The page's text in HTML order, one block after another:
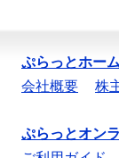
ぷらっとホー
会社概要
株
ぷらっとオン